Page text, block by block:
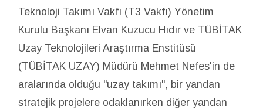
Teknoloji Takımı Vakfı (T3 Vakfı) Yönetim
Kurulu Başkanı Elvan Kuzucu Hıdır ve TÜBİTAK
Uzay Teknolojileri Araştırma Enstitüsü
(TÜBİTAK UZAY) Müdürü Mehmet Nefes'in de
aralarında olduğu "uzay takımı", bir yandan
stratejik projelere odaklanırken diğer yandan